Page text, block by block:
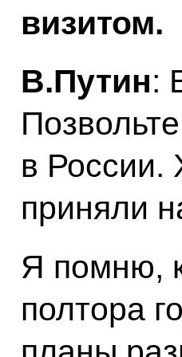
визитом.
В.Путин:
в России.
приняли
Я помню,
полтора